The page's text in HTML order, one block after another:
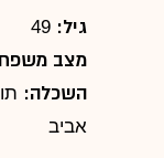
אבל היו
בתחילת
גיל:
מצב
השכלה:
אביב